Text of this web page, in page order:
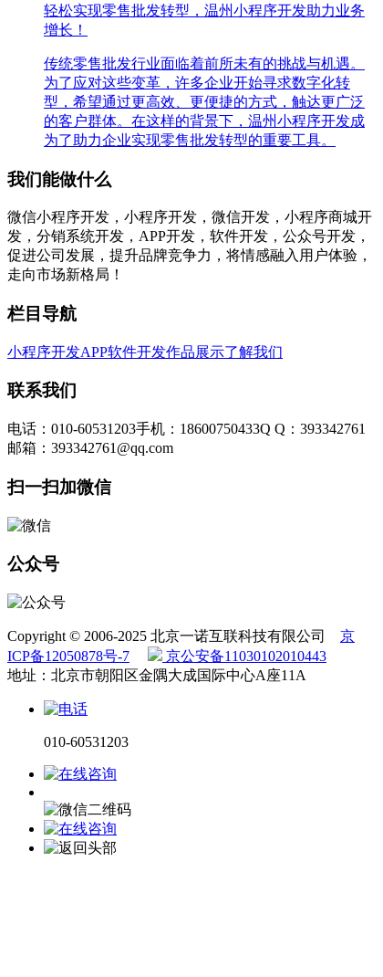
轻松实现零售批发转型，温州小程序开发助力业务
增长！
传统零售批发行业面临着前所未有的挑战与机遇。
为了应对这些变革，许多企业开始寻求数字化转
型，希望通过更高效、更便捷的方式，触达更广泛
的客户群体。在这样的背景下，温州小程序开发成
为了助力企业实现零售批发转型的重要工具。
我们能做什么
微信小程序开发，小程序开发，微信开发，小程序商城开
发，分销系统开发，APP开发，软件开发，公众号开发，
促进公司发展，提升品牌竞争力，将情感融入用户体验，
走向市场新格局！
栏目导航
小程序开发APP软件开发作品展示了解我们
联系我们
电话：010-60531203手机：18600750433Q Q：393342761
邮箱：393342761@qq.com
扫一扫加微信
公众号
Copyright © 2006-2025 北京一诺互联科技有限公司 京
ICP备12050878号-7
京公安备11030102010443
地址：北京市朝阳区金隅大成国际中心A座11A
010-60531203